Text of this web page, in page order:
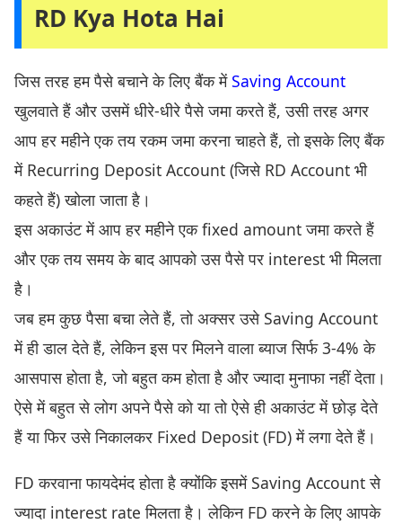
RD Kya Hota Hai
जिस तरह हम पैसे बचाने के लिए बैंक मेंSaving Account
खुलवाते हैं और उसमें धीरे-धीरे पैसे जमा करते हैं, उसी तरह अगर
आप हर महीने एक तय रकम जमा करना चाहते हैं, तो इसके लिए बैंक
में Recurring Deposit Account (जिसे RD Account भी
कहते हैं) खोला जाता है।
इस अकाउंट में आप हर महीने एक fixed amount जमा करते हैं
और एक तय समय के बाद आपको उस पैसे पर interest भी मिलता
है।
जब हम कुछ पैसा बचा लेते हैं, तो अक्सर उसे Saving Account
में ही डाल देते हैं, लेकिन इस पर मिलने वाला ब्याज सिर्फ 3-4% के
आसपास होता है, जो बहुत कम होता है और ज्यादा मुनाफा नहीं देता।
ऐसे में बहुत से लोग अपने पैसे को या तो ऐसे ही अकाउंट में छोड़ देते
हैं या फिर उसे निकालकर Fixed Deposit (FD) में लगा देते हैं।
FD करवाना फायदेमंद होता है क्योंकि इसमें Saving Account से
ज्यादा interest rate मिलता है। लेकिन FD करने के लिए आपके